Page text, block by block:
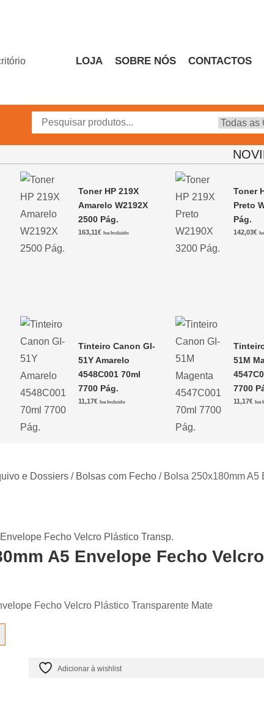
LOJA SOBRE NÓS CONTACTOS
Toner HP 219X
Amarelo W2192X
2500 Pág.
163,11€ Iva Incluido
Toner
Preto
Pág.
142,03€
Tinteiro Canon GI-
51Y Amarelo
4548C001 70ml
7700 Pág.
11,17€ Iva Incluido
51M
7700
11,17€ Iva
e Dossiers/ Bolsas com Fecho/ Bolsa 250x180mm A5
A5 Envelope Fecho
Fecho Velcro Plástico Transparente Mate
Adicionar à wishlist